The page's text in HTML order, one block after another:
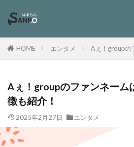
HOME エンタメ Aぇ！groupの
Aぇ！groupのファンネーム
徴も紹介！
2025年2月27日 エンタメ